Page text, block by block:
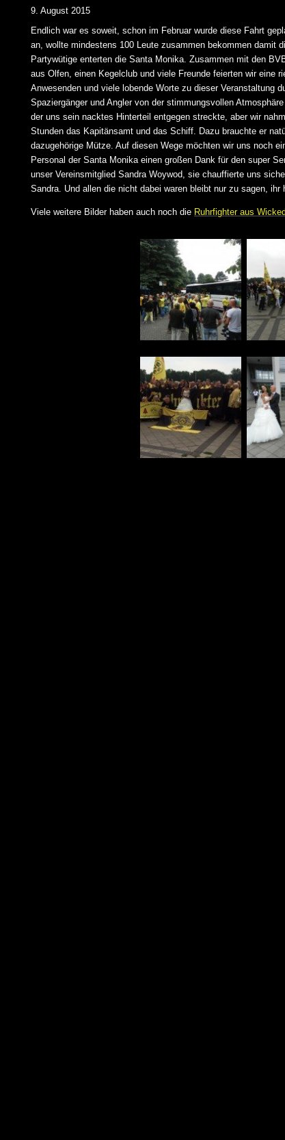
9. August 2015
Endlich war es soweit, schon im Februar wurde diese Fahrt
an, wollte mindestens 100 Leute zusammen bekommen damit
Partywütige enterten die Santa Monika. Zusammen mit den
aus Olfen, einen Kegelclub und viele Freunde feierten wir eine
Anwesenden und viele lobende Worte zu dieser Veranstaltung
Spaziergänger und Angler von der stimmungsvollen
der uns sein nacktes Hinterteil entgegen streckte, aber wir
Stunden das Kapitänsamt und das Schiff. Dazu brauchte er
dazugehörige Mütze. Auf diesen Wege möchten wir uns noch
Personal der Santa Monika einen großen Dank für den super
unser Vereinsmitglied Sandra Woywod, sie chauffierte uns
Sandra. Und allen die nicht dabei waren bleibt nur zu sagen, ihr
Viele weitere Bilder haben auch noch die Ruhrfighter aus